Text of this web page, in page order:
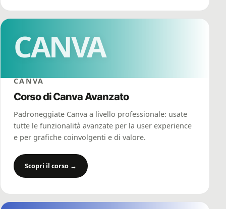
CANVA
CANVA
Corso di Canva Avanzato
Padroneggiate Canva a livello professionale: usate
tutte le funzionalità avanzate per la user experience
e per grafiche coinvolgenti e di valore.
Scopri il corso →